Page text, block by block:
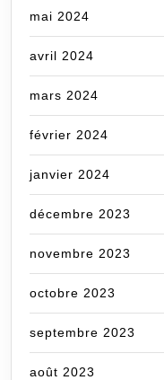
mai 2024
avril 2024
mars 2024
février 2024
janvier 2024
décembre 2023
novembre 2023
octobre 2023
septembre 2023
août 2023